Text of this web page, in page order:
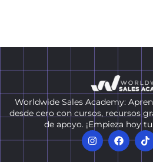
Worldwide Sales Academy:
desde cero con cursos, recursos
de apoyo. ¡Empieza hoy